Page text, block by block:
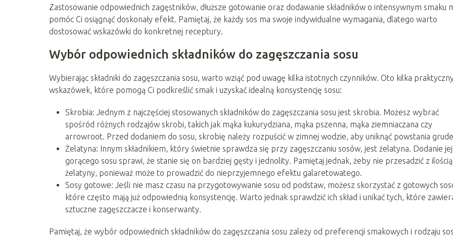
Zastosowanie odpowiednich zagęstników, dłuższe gotowanie oraz dodawanie składników o intensywnym smaku
pomóc Ci osiągnąć doskonały efekt. Pamiętaj, że każdy sos ma swoje indywidualne wymagania, dlatego warto
dostosować wskazówki do konkretnej receptury.
Wybór odpowiednich składników do zagęszczania sosu
Wybierając składniki do zagęszczania sosu, warto wziąć pod uwagę kilka istotnych czynników. Oto kilka
wskazówek, które pomogą Ci podkreślić smak i uzyskać idealną konsystencję sosu:
Skrobia: Jednym z najczęściej stosowanych składników do zagęszczania sosu jest skrobia. Możesz wybrać
spośród różnych rodzajów skrobi, takich jak mąka kukurydziana, mąka pszenna, mąka ziemniaczana czy
arrowroot. Przed dodaniem do sosu, skrobię należy rozpuścić w zimnej wodzie, aby uniknąć powstania
Żelatyna: Innym składnikiem, który świetnie sprawdza się przy zagęszczaniu sosów, jest żelatyna. Dodanie
gorącego sosu sprawi, że stanie się on bardziej gęsty i jednolity. Pamiętaj jednak, żeby nie przesadzić z ilością
żelatyny, ponieważ może to prowadzić do nieprzyjemnego efektu galaretowatego.
Sosy gotowe: Jeśli nie masz czasu na przygotowywanie sosu od podstaw, możesz skorzystać z gotowych
które często mają już odpowiednią konsystencję. Warto jednak sprawdzić ich skład i unikać tych, które
sztuczne zagęszczacze i konserwanty.
Pamiętaj, że wybór odpowiednich składników do zagęszczania sosu zależy od preferencji smakowych i rodzaju